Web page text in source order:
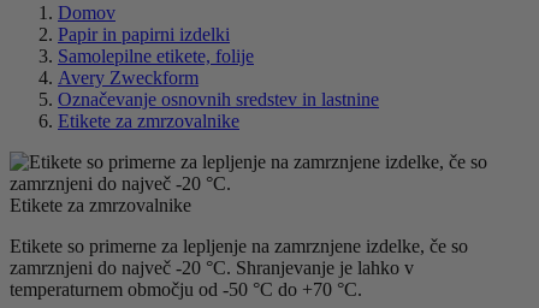
Domov
Papir in papirni izdelki
Samolepilne etikete, folije
Avery Zweckform
Označevanje osnovnih sredstev in lastnine
Etikete za zmrzovalnike
Etikete za zmrzovalnike
Etikete so primerne za lepljenje na zamrznjene izdelke, če so
zamrznjeni do največ -20 °C. Shranjevanje je lahko v
temperaturnem območju od -50 °C do +70 °C.